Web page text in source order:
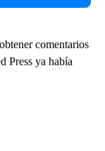
comentarios
Press ya había